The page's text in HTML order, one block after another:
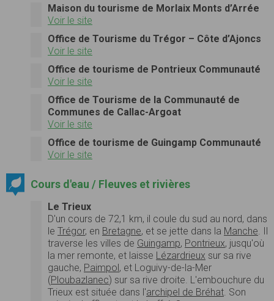
Maison du tourisme de Morlaix Monts d’Arrée
Voir le site
Office de Tourisme du Trégor – Côte d’Ajoncs
Voir le site
Office de tourisme de Pontrieux Communauté
Voir le site
Office de Tourisme de la Communauté de
Communes de Callac-Argoat
Voir le site
Office de tourisme de Guingamp Communauté
Voir le site
Cours d'eau / Fleuves et rivières
Le Trieux
D'un cours de 72,1 km, il coule du sud au nord, dans
le Trégor, en Bretagne, et se jette dans la Manche . Il
traverse les villes de Guingamp, Pontrieux, jusqu'où
la mer remonte, et laisse Lézardrieux sur sa rive
gauche, Paimpol, et Loguivy-de-la-Mer
(Ploubazlanec) sur sa rive droite. L'embouchure du
Trieux est située dans l'archipel de Bréhat . Son